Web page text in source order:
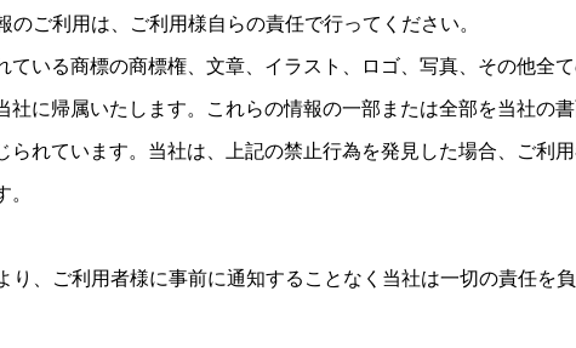
のご利用は、ご利用様自らの責任で行ってください。
ている商標の商標権、文章、イラスト、ロゴ、写真、その他全
社に帰属いたします。これらの情報の一部または全部を当社の
られています。当社は、上記の禁止行為を発見した場合、ご
り、ご利用者様に事前に通知することなく当社は一切の責任を